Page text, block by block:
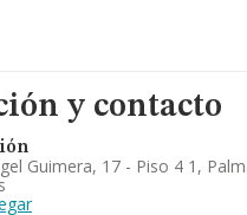
y contacto
Guimera, 17 - Piso 4 1,